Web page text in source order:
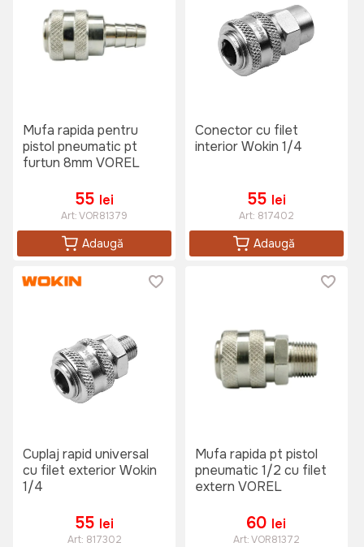
Mufa rapida pentru
pistol pneumatic pt
furtun 8mm VOREL
55 lei
Art:VOR81379
Adaugă
Conector cu filet
interior Wokin 1/4
55 lei
Art: 817402
Adaugă
Cuplaj rapid universal
cu filet exterior Wokin
1/4
55 lei
Art: 817302
Mufa rapida pt pistol
pneumatic 1/2 cu filet
extern VOREL
60 lei
Art:VOR81372